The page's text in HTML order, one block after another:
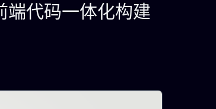
代码一体化构建